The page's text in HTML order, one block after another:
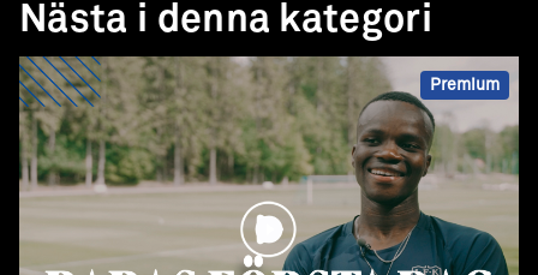
Nästa i denna kategori
Premium